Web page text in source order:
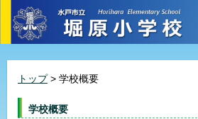
トップ> 学校概要
学校概要